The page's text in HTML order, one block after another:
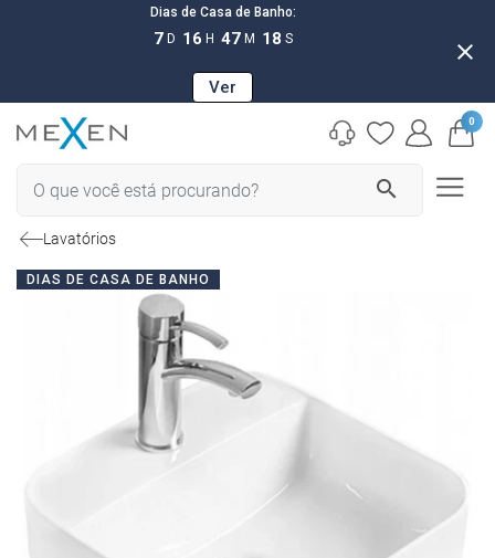
Dias de Casa de Banho:
7 D 16 H 47 M 17 S
Ver
close
search
0
Lavatórios
DIAS DE CASA DE BANHO